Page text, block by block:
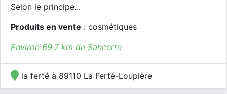
Selon le principe...
Produits en vente : cosmétiques
Environ 69.7 km de Sancerre
la ferté à 89110 La Ferté-Loupière